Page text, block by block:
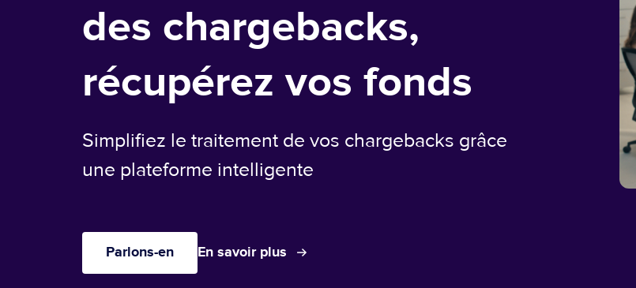
des chargebacks,
récupérez vos fonds
Simplifiez le traitement de vos chargebacks grâce
une plateforme intelligente
Parlons-en En savoir plus